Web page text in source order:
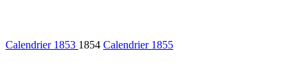
Calendrier 1853 1854 Calendrier 1855